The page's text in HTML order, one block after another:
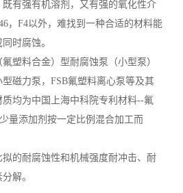
有强有机溶剂，又有强的氧化性介
，F4以外，难找到一种合适的材料能
时腐蚀。
塑料合金）型耐腐蚀泵（小型泵）
磁力泵，FSB氟塑料离心泵等及其
均为中国上海中科院专利材料--氟
量添加剂按一定比例混合加工而
的耐腐蚀性和机械强度耐冲击、耐
解。